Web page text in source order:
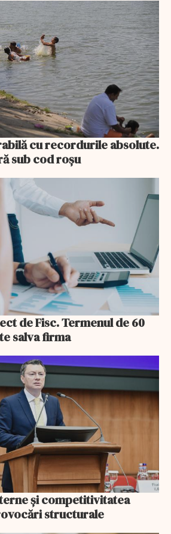
cu recordurile absolute.
sub cod roșu
de Fisc. Termenul de 60
salva firma
și competitivitatea
structurale